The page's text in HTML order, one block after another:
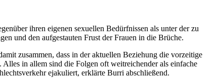
ihren eigenen sexuellen Bedürfnissen als unter der zu
und den aufgestauten Frust der Frauen in die Brüche.
zusammen, dass in der aktuellen Beziehung die vorzeitige
in allem sind die Folgen oft weitreichender als einfache
ejakuliert, erklärte Burri abschließend.